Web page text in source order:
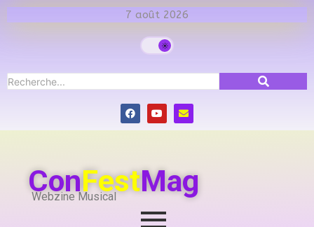
7 août 2026
ConFestMag
Webzine Musical